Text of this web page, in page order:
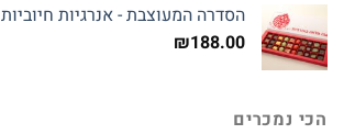
הסדרה המעוצבת - אנרגיות חיוביות
₪188.00
הכי נמכרים